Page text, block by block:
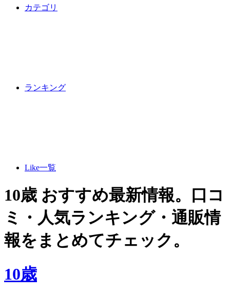
カテゴリ
ランキング
Like一覧
10歳 おすすめ最新情報。口コ
ミ・人気ランキング・通販情
報をまとめてチェック。
10歳